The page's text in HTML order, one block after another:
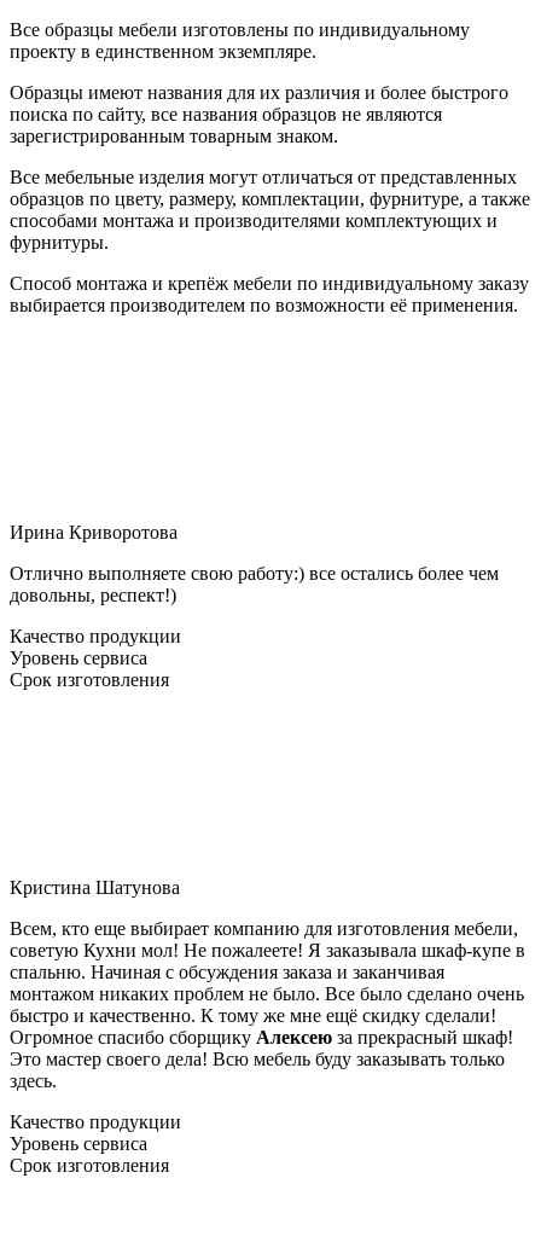
Все образцы мебели изготовлены по индивидуальному
проекту в единственном экземпляре.
Образцы имеют названия для их различия и более быстрого
поиска по сайту, все названия образцов не являются
зарегистрированным товарным знаком.
Все мебельные изделия могут отличаться от представленных
образцов по цвету, размеру, комплектации, фурнитуре, а также
способами монтажа и производителями комплектующих и
фурнитуры.
Способ монтажа и крепёж мебели по индивидуальному заказу
выбирается производителем по возможности её применения.
Ирина Криворотова
Отлично выполняете свою работу:) все остались более чем
довольны, респект!)
Качество продукции
Уровень сервиса
Срок изготовления
Кристина Шатунова
Всем, кто еще выбирает компанию для изготовления мебели,
советую Кухни мол! Не пожалеете! Я заказывала шкаф-купе в
спальню. Начиная с обсуждения заказа и заканчивая
монтажом никаких проблем не было. Все было сделано очень
быстро и качественно. К тому же мне ещё скидку сделали!
Огромное спасибо сборщику Алексею за прекрасный шкаф!
Это мастер своего дела! Всю мебель буду заказывать только
здесь.
Качество продукции
Уровень сервиса
Срок изготовления